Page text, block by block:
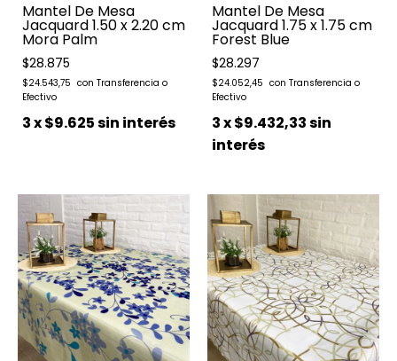
Mantel De Mesa
Jacquard 1.50 x 2.20 cm
Mora Palm
$28.875
$24.543,75
3x$9.625sin interés
Mantel De Mesa
Jacquard 1.75 x 1.75 cm
Forest Blue
$28.297
$24.052,45
3x$9.432,33sin
interés